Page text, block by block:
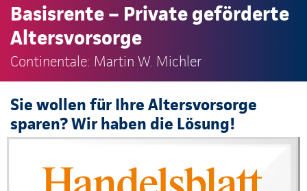
Basisrente – Private geförderte
Altersvorsorge
Continentale: Martin W. Michler
Sie wollen für Ihre Altersvorsorge
sparen? Wir haben die Lösung!